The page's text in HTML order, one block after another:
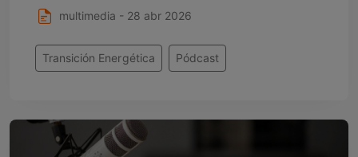
oportunidades que se esconden bajo nuestros
multimedia - 28 abr 2026
Transición Energética Pódcast